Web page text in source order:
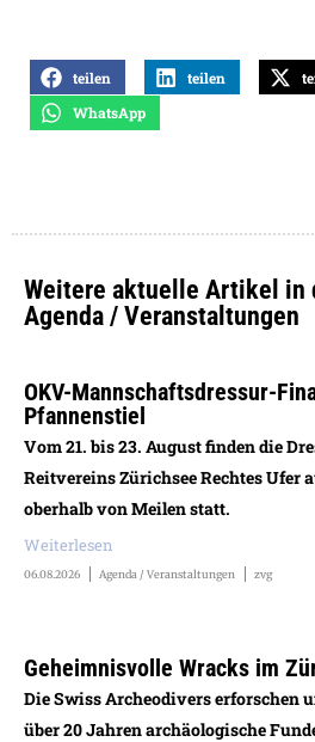
teilen teilen
WhatsApp
Weitere aktuelle Artikel in
Agenda / Veranstaltungen
OKV-Mannschaftsdressur-
Pfannenstiel
Vom 21. bis 23. August finden die
Reitvereins Zürichsee Rechtes Ufer
oberhalb von Meilen statt.
Weiterlesen
06.08.2026 Agenda / Veranstaltungen zvg
Geheimnisvolle Wracks im
Die Swiss Archeodivers erforschen
über 20 Jahren archäologische